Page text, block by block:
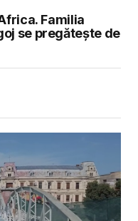
Familia
se pregătește de